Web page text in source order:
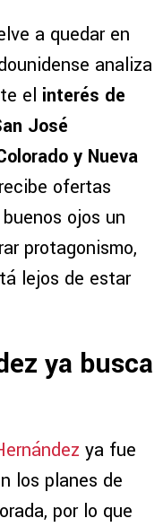
a quedar en
analiza
el interés de
José
y Nueva
ofertas
ojos un
protagonismo,
lejos de estar
ya busca
ya fue
los planes de
por lo que